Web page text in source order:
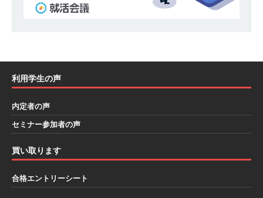
全や脱炭素社会の実現にも貢献 ｜ 初任給28万
+各手当 ｜ 年間休日125日 ｜ オーク設備工業
利用学生の声
内定者の声
セミナー参加者の声
買い取ります
合格エントリーシート